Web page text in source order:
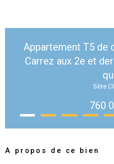
Appartement T5 de
Carrez aux 2e et
Sète
760
A propos de ce bien